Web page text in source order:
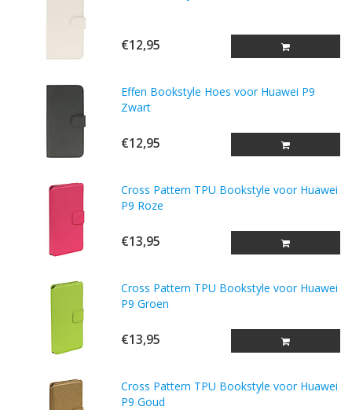
€12,95
Effen Bookstyle Hoes voor Huawei P9
Zwart
€12,95
Cross Pattern TPU Bookstyle voor Huawei
P9 Roze
€13,95
Cross Pattern TPU Bookstyle voor Huawei
P9 Groen
€13,95
Cross Pattern TPU Bookstyle voor Huawei
P9 Goud